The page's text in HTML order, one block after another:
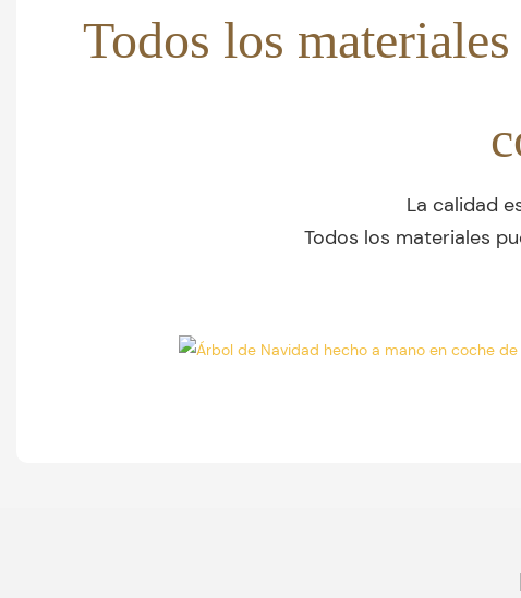
Todos los
La calidad
Todos los materiales